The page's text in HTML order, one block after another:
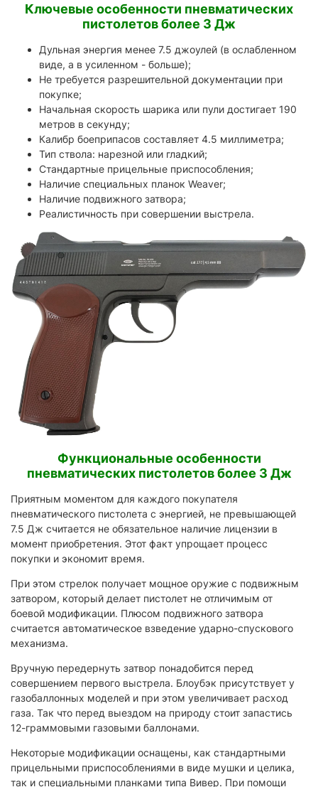
Ключевые особенности пневматических
пистолетов более 3 Дж
Дульная энергия менее 7.5 джоулей (в ослабленном
виде, а в усиленном - больше);
Не требуется разрешительной документации при
покупке;
Начальная скорость шарика или пули достигает 190
метров в секунду;
Калибр боеприпасов составляет 4.5 миллиметра;
Тип ствола: нарезной или гладкий;
Стандартные прицельные приспособления;
Наличие специальных планок Weaver;
Наличие подвижного затвора;
Реалистичность при совершении выстрела.
Функциональные особенности
пневматических пистолетов более 3 Дж
Приятным моментом для каждого покупателя
пневматического пистолета с энергией, не превышающей
7.5 Дж считается не обязательное наличие лицензии в
момент приобретения. Этот факт упрощает процесс
покупки и экономит время.
При этом стрелок получает мощное оружие с подвижным
затвором, который делает пистолет не отличимым от
боевой модификации. Плюсом подвижного затвора
считается автоматическое взведение ударно-спускового
механизма.
Вручную передернуть затвор понадобится перед
совершением первого выстрела. Блоубэк присутствует у
газобаллонных моделей и при этом увеличивает расход
газа. Так что перед выездом на природу стоит запастись
12-граммовыми газовыми баллонами.
Некоторые модификации оснащены, как стандартными
прицельными приспособлениями в виде мушки и целика,
так и специальными планками типа Вивер. При помощи